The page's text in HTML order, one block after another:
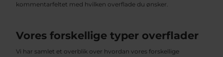
kommentarfeltet med hvilken overflade du ønsker.
Vores forskellige typer overflader
Vi har samlet et overblik over hvordan vores forskellige